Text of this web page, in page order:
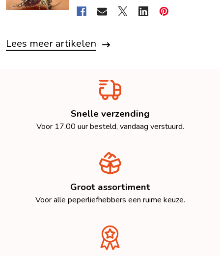
Lees meer artikelen
Snelle verzending
Voor 17.00 uur besteld, vandaag verstuurd.
Groot assortiment
Voor alle peperliefhebbers een ruime keuze.